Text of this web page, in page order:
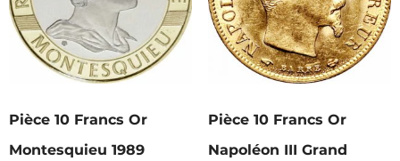
Pièce 10 Francs Or
Montesquieu 1989
Pièce 10 Francs Or
Napoléon III Grand